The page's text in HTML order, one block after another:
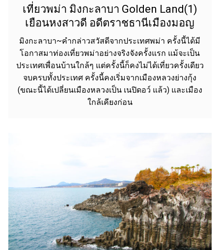
เที่ยวพม่า มิงกะลาบา Golden Land(1)
เยือนหงสาวดี อดีตราชธานีเมืองมอญ
มิงกะลาบา~คำกล่าวสวัสดีจากประเทศพม่า ครั้งนี้ได้มี
โอกาสมาท่องเที่ยวพม่าอย่างจริงจังครั้งแรก แม้จะเป็น
ประเทศเพื่อนบ้านใกล้ๆ แต่ครั้งนี้ก็คงไม่ได้เที่ยวครั้งเดียว
จบครบทั้งประเทศ ครั้งนี้คงเริ่มจากเมืองหลวงย่างกุ้ง
(ขณะนี้ได้เปลี่ยนเมืองหลวงเป็น เนปิดอว์ แล้ว) และเมือง
ใกล้เคียงก่อน